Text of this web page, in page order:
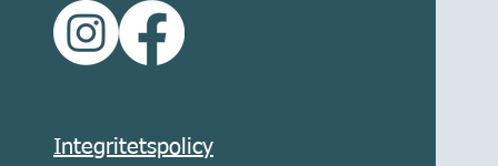
Integritetspolicy